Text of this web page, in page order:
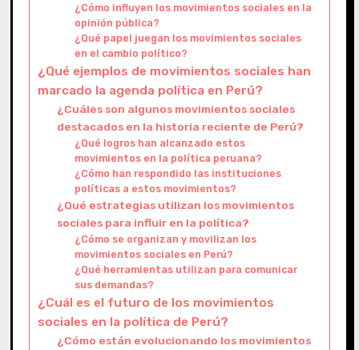
¿Cómo influyen los movimientos sociales en la
opinión pública?
¿Qué papel juegan los movimientos sociales
en el cambio político?
¿Qué ejemplos de movimientos sociales han
marcado la agenda política en Perú?
¿Cuáles son algunos movimientos sociales
destacados en la historia reciente de Perú?
¿Qué logros han alcanzado estos
movimientos en la política peruana?
¿Cómo han respondido las instituciones
políticas a estos movimientos?
¿Qué estrategias utilizan los movimientos
sociales para influir en la política?
¿Cómo se organizan y movilizan los
movimientos sociales en Perú?
¿Qué herramientas utilizan para comunicar
sus demandas?
¿Cuál es el futuro de los movimientos
sociales en la política de Perú?
¿Cómo están evolucionando los movimientos